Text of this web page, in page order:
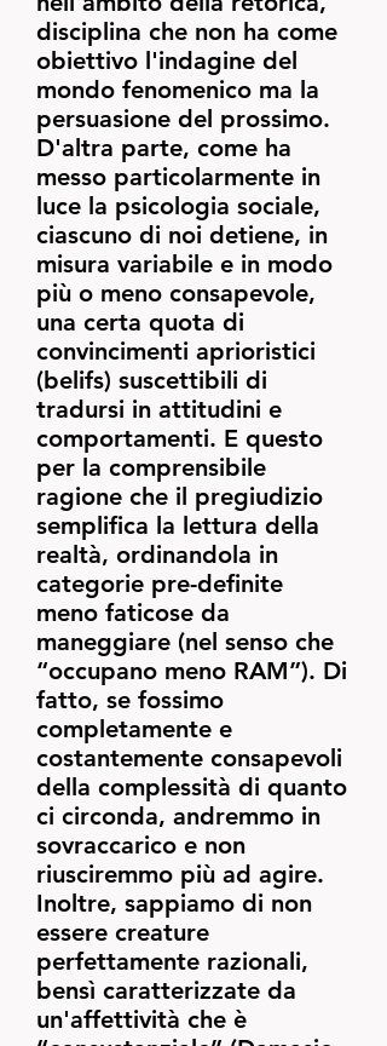
disciplina che non ha come
obiettivo l'indagine del
mondo fenomenico ma la
persuasione del prossimo.
D'altra parte, come ha
messo particolarmente in
luce la psicologia sociale,
ciascuno di noi detiene, in
misura variabile e in modo
più o meno consapevole,
una certa quota di
convincimenti aprioristici
(belifs) suscettibili di
tradursi in attitudini e
comportamenti. E questo
per la comprensibile
ragione che il pregiudizio
semplifica la lettura della
realtà, ordinandola in
categorie pre-definite
meno faticose da
maneggiare (nel senso che
“occupano meno RAM”). Di
fatto, se fossimo
completamente e
costantemente consapevoli
della complessità di quanto
ci circonda, andremmo in
sovraccarico e non
riusciremmo più ad agire.
Inoltre, sappiamo di non
essere creature
perfettamente razionali,
bensì caratterizzate da
un'affettività che è